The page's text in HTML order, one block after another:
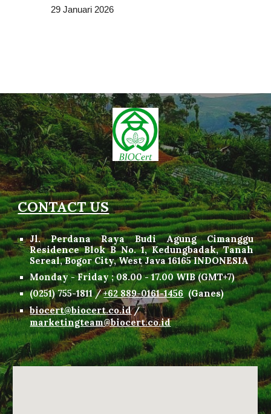
29 Januari 2026
CONTACT US
Jl. Perdana Raya Budi Agung Cimanggu
Residence Blok B No. 1, Kedungbadak, Tanah
Sereal, Bogor City, West Java 16165 INDONESIA
Monday - Friday; 08.00 -17.00WIB(GMT+7)
(0251) 755-1811 /+62 889-0161-1456 (Ganes)
biocert@biocert.co.id/
marketingteam@biocert.co.id